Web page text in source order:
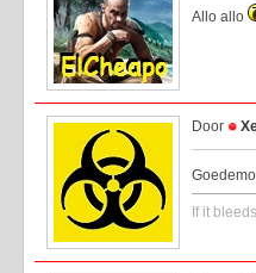
Allo allo
Door
If it